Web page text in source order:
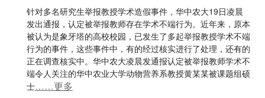
针对多名研究生举报教授学术造假事件，华中农大19日凌晨
发出通报，认定被举报教师存在学术不端行为。近年来，原本
被认为是象牙塔的高校校园，已发生了多起举报教授学术不端
行为的事件，这些事件中，有的经过核实进行了处理，还有的
正在调查核实中。华中农大凌晨发通报认定被举报教师学术不
端令人关注的华中农业大学动物营养系教授黄某某被课题组硕
士……更多